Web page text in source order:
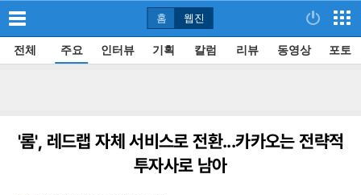
홈 웹진
전체 주요 인터뷰 기획 칼럼 리뷰 동영상 포토
'롬', 레드랩 자체 서비스로 전환...카카오는 전략적
투자사로 남아